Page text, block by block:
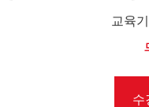
교육
수